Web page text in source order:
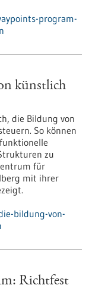
program-
künstlich
die Bildung von
So können
zu
für
mit ihrer
bildung-von-
Richtfest